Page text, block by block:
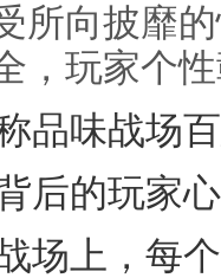
所向披靡
，玩家个
品味战场
后的玩家
场上，每